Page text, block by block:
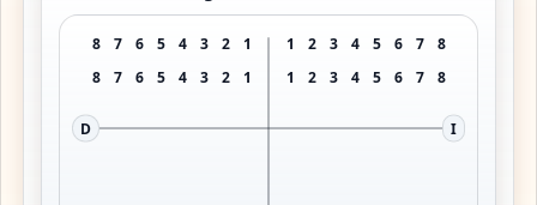
D I
8 7 6 5 4 3 2 1 1 2 3 4 5 6 7
8
8
7 6 5 4 3 2 1 1 2 3 4 5 6 7 8